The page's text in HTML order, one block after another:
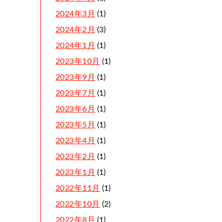
2024年3月 (1)
2024年2月 (3)
2024年1月 (1)
2023年10月 (1)
2023年9月 (1)
2023年7月 (1)
2023年6月 (1)
2023年5月 (1)
2023年4月 (1)
2023年2月 (1)
2023年1月 (1)
2022年11月 (1)
2022年10月 (2)
2022年8月 (1)